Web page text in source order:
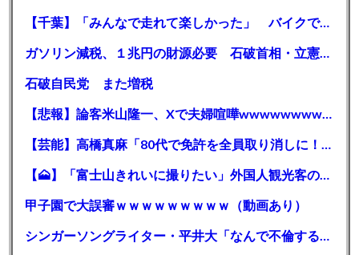
【千葉】「みんなで走れて楽しかった」 バイクでバースデー集団暴走 男女５７人を書類送検 SNSで参加者募る
ガソリン減税、１兆円の財源必要 石破首相・立憲野田氏「財源は死に物狂いで確保しなければならない」「本当に死に物狂いで」
石破自民党 また増税
【悲報】論客米山隆一、Xで夫婦喧嘩wwwwwwwwwwww
【芸能】高橋真麻「80代で免許を全員取り消しに！」 高齢ドライバーの事故問題で、高齢者の運転免許取り消し法を提案
【🗻】「富士山きれいに撮りたい」外国人観光客のレンタカー事故が急増…「ハンドルが逆で慣れず」、道の狭さも
甲子園で大誤審ｗｗｗｗｗｗｗｗｗ（動画あり）
シンガーソングライター・平井大「なんで不倫するか知ってる？妥協で結婚するからさ。」←浅すぎると大炎上